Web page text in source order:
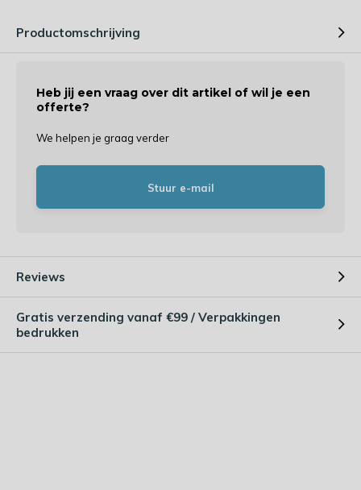
Productomschrijving
Heb jij een vraag over dit artikel of wil je een
offerte?
We helpen je graag verder
Stuur e-mail
Reviews
Gratis verzending vanaf €99 / Verpakkingen
bedrukken